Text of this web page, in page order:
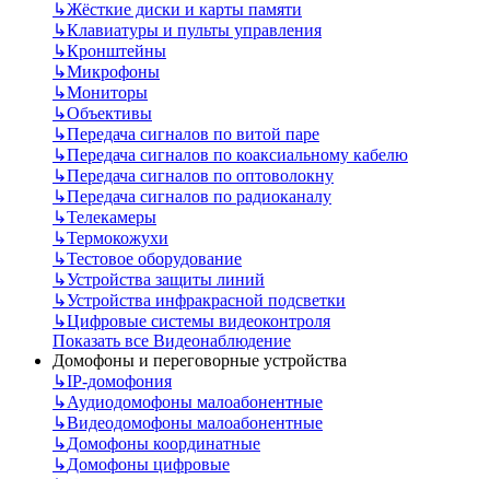
↳Жёсткие диски и карты памяти
↳Клавиатуры и пульты управления
↳Кронштейны
↳Микрофоны
↳Мониторы
↳Объективы
↳Передача сигналов по витой паре
↳Передача сигналов по коаксиальному кабелю
↳Передача сигналов по оптоволокну
↳Передача сигналов по радиоканалу
↳Телекамеры
↳Термокожухи
↳Тестовое оборудование
↳Устройства защиты линий
↳Устройства инфракрасной подсветки
↳Цифровые системы видеоконтроля
Показать все Видеонаблюдение
Домофоны и переговорные устройства
↳IP-домофония
↳Аудиодомофоны малоабонентные
↳Видеодомофоны малоабонентные
↳Домофоны координатные
↳Домофоны цифровые